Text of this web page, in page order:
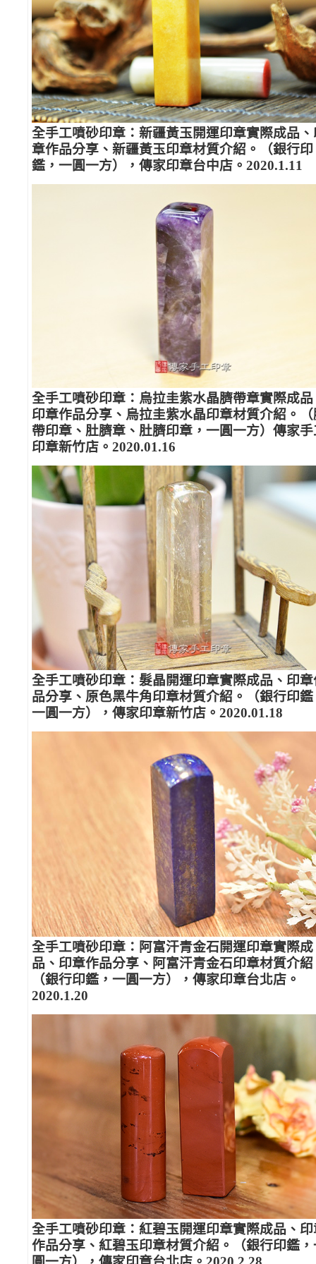
全手工噴砂印章：新疆黃玉開運印章實際成品、
章作品分享、新疆黃玉印章材質介紹。（銀行印
鑑，一圓一方），傳家印章台中店。2020.1.11
全手工噴砂印章：烏拉圭紫水晶臍帶章實際成品
印章作品分享、烏拉圭紫水晶印章材質介紹。（
帶印章、肚臍章、肚臍印章，一圓一方）傳家手
印章新竹店。2020.01.16
全手工噴砂印章：髮晶開運印章實際成品、印章
品分享、原色黑牛角印章材質介紹。（銀行印鑑
一圓一方），傳家印章新竹店。2020.01.18
全手工噴砂印章：阿富汗青金石開運印章實際成
品、印章作品分享、阿富汗青金石印章材質介紹
（銀行印鑑，一圓一方），傳家印章台北店。
2020.1.20
全手工噴砂印章：紅碧玉開運印章實際成品、印
作品分享、紅碧玉印章材質介紹。（銀行印鑑，